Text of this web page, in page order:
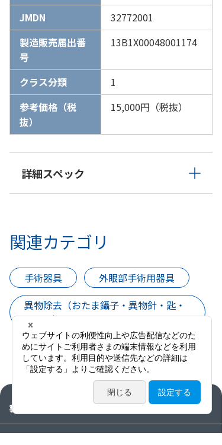
JMDN
32772001
製造販売届出番
号
13B1X00048001174
クラス分類
1
参考価格（税
抜）
15,000円（税抜）
詳細スペック
関連カテゴリ
手術器具
外眼部手術用器具
異物除去（おたま鑷子・異物針・匙・
ドリル）
製品情報